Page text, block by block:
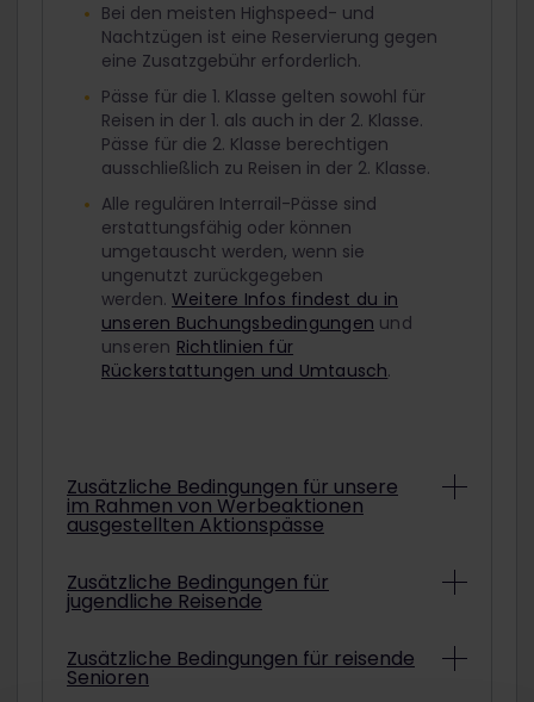
Bei den meisten Highspeed- und
Nachtzügen ist eine Reservierung gegen
eine Zusatzgebühr erforderlich.
Pässe für die 1. Klasse gelten sowohl für
Reisen in der 1. als auch in der 2. Klasse.
Pässe für die 2. Klasse berechtigen
ausschließlich zu Reisen in der 2. Klasse.
Alle regulären Interrail-Pässe sind
erstattungsfähig oder können
umgetauscht werden, wenn sie
ungenutzt zurückgegeben
werden. Weitere Infos findest du in
unseren Buchungsbedingungen und
unseren Richtlinien für
Rückerstattungen und Umtausch.
Zusätzliche Bedingungen für unsere
im Rahmen von Werbeaktionen
ausgestellten Aktionspässe
Abhängig von den konkreten
Bedingungen können Interrail-Pässe aus
erstattet oder umgetauscht werden.
Informationen darüber, ob der gekaufte
Zusätzliche Bedingungen für
jugendliche Reisende
Um mit einem ermäßigten Jugendpass
zu reisen, musst du am ausgewählten
Zusätzliche Bedingungen für reisende
Senioren